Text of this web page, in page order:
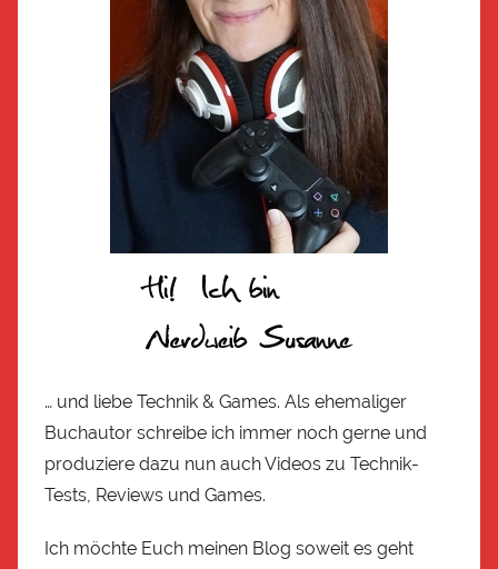
… und liebe Technik & Games. Als ehemaliger
Buchautor schreibe ich immer noch gerne und
produziere dazu nun auch Videos zu Technik-
Tests, Reviews und Games.
Ich möchte Euch meinen Blog soweit es geht